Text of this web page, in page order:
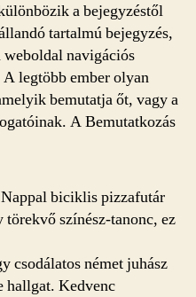
a bejegyzéstől
tartalmú bejegyzés,
weboldal navigációs
legtöbb ember olyan
bemutatja őt, vagy a
A Bemutatkozás
biciklis pizzafutár
színész-tanonc, ez
csodálatos német juhász
hallgat. Kedvenc